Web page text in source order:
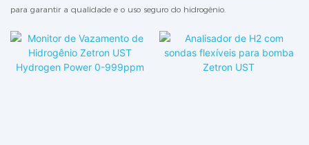
para garantir a qualidade e o uso seguro do hidrogênio.